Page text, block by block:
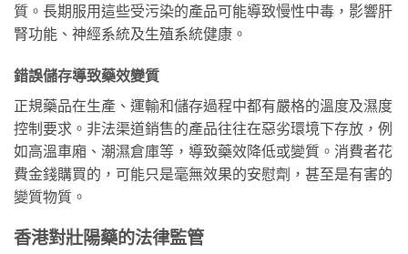
質。長期服用這些受污染的產品可能導致慢性中毒，影響肝
腎功能、神經系統及生殖系統健康。
錯誤儲存導致藥效變質
正規藥品在生產、運輸和儲存過程中都有嚴格的溫度及濕度
控制要求。非法渠道銷售的產品往往在惡劣環境下存放，例
如高溫車廂、潮濕倉庫等，導致藥效降低或變質。消費者花
費金錢購買的，可能只是毫無效果的安慰劑，甚至是有害的
變質物質。
香港對壯陽藥的法律監管